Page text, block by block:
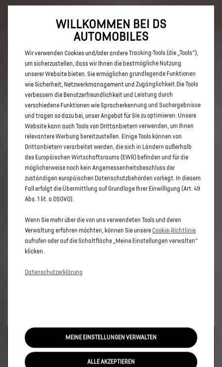
Hybride. Mehr erfahren >>
ENTDECKEN SIE ALLE DS 3 UND
DS 3 CROSSBACK IN HATTINGEN
Welches Fahrzeug möchten Sie?
WILLKOMMEN BEI DS
AUTOMOBILES
Wir verwenden Cookies und/oder andere Tracking-Tools (die „Tools“),
um sicherzustellen, dass wir Ihnen die bestmögliche Nutzung
unserer Website bieten. Sie ermöglichen grundlegende Funktionen
wie Sicherheit, Netzwerkmanagement und Zugänglichkeit.Die Tools
verbessern die Benutzerfreundlichkeit und Leistung durch
verschiedene Funktionen wie Spracherkennung und Suchergebnisse
und tragen so dazu bei, unser Angebot für Sie zu optimieren. Unsere
Website kann auch Tools von Drittanbietern verwenden, um Ihnen
relevantere Werbung bereitzustellen. Einige Tools können von
Drittanbietern verarbeitet werden, die sich in Ländern außerhalb
des Europäischen Wirtschaftsraums (EWR) befinden und für die
möglicherweise noch kein Angemessenheitsbeschluss der
zuständigen europäischen Datenschutzbehörden vorliegt. In diesem
Fall erfolgt die Übermittlung auf Grundlage Ihrer Einwilligung (Art. 49
Abs. 1 lit. a DSGVO).
Wenn Sie mehr über die von uns verwendeten Tools und deren
Verwaltung erfahren möchten, können Sie unsere Cookie‑Richtlinie
aufrufen oder auf die Schaltfläche „Meine Einstellungen verwalten“
klicken.
Datenschutzerklärung
MEINE EINSTELLUNGEN VERWALTEN
ALLE AKZEPTIEREN